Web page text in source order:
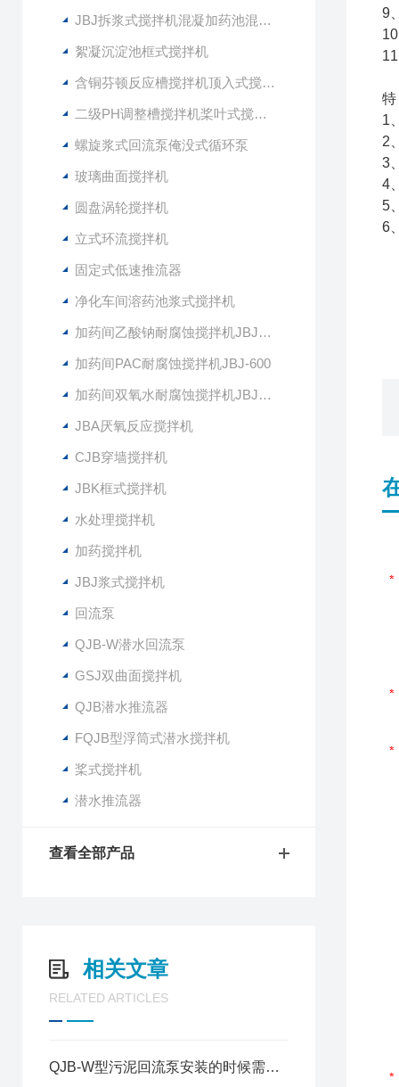
JBJ拆浆式搅拌机混凝加药池混合型搅拌器
絮凝沉淀池框式搅拌机
含铜芬顿反应槽搅拌机顶入式搅拌器
二级PH调整槽搅拌机桨叶式搅拌器
螺旋浆式回流泵俺没式循环泵
玻璃曲面搅拌机
圆盘涡轮搅拌机
立式环流搅拌机
固定式低速推流器
净化车间溶药池浆式搅拌机
加药间乙酸钠耐腐蚀搅拌机JBJ-400
加药间PAC耐腐蚀搅拌机JBJ-600
加药间双氧水耐腐蚀搅拌机JBJ-300
JBA厌氧反应搅拌机
CJB穿墙搅拌机
JBK框式搅拌机
水处理搅拌机
加药搅拌机
JBJ浆式搅拌机
回流泵
QJB-W潜水回流泵
GSJ双曲面搅拌机
QJB潜水推流器
FQJB型浮筒式潜水搅拌机
桨式搅拌机
潜水推流器
查看全部产品
相关文章
RELATED ARTICLES
QJB-W型污泥回流泵安装的时候需要注意些什么？
9
1
2
3
4
5
6